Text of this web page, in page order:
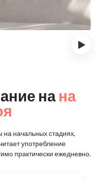
›
нана
начальных стадиях,
употребление
практически ежедневно.